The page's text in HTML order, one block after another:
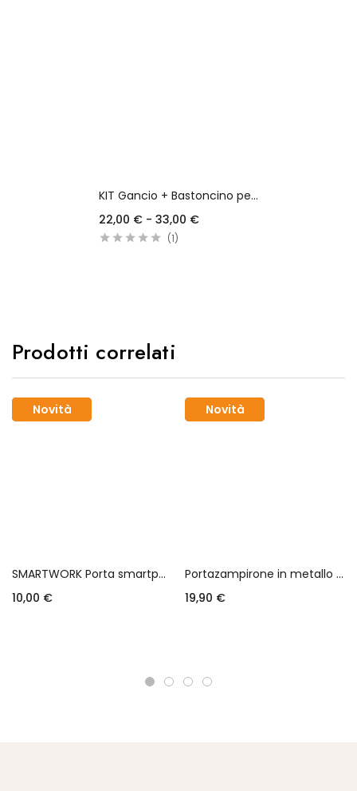
KIT Gancio + Bastoncino per tende a vetro SENZA FORI
22,00 € - 33,00 €
1
Prodotti correlati
Novità
SMARTWORK Porta smartphone – Trasparente
10,00 €
Novità
Portazampirone in metallo da tavolo e da terra con asta magnetica e base.
19,90 €